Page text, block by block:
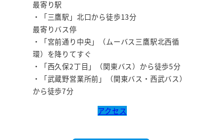
最寄り駅
・「三鷹駅」北口から徒歩13分
最寄りバス停
・「宮前通り中央」（ムーバス三鷹駅北西循
環）を降りてすぐ
・「西久保2丁目」（関東バス）から徒歩5分
・「武蔵野営業所前」（関東バス・西武バス）
から徒歩7分
アクセス